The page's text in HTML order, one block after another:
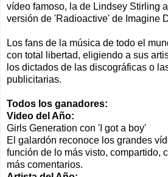
vídeo famoso, la de Lindsey Stirling
versión de 'Radioactive' de Imagine
Los fans de la música de todo el
con total libertad, eligiendo a sus
los dictados de las discográficas o
publicitarias.
Todos los ganadores:
Video del Año:
Girls Generation con 'I got a boy'
El galardón reconoce los grandes
función de lo más visto, compartido,
más comentarios.